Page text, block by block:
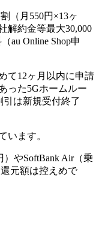
（月550円×13ヶ
解約金等最大30,000
au Online Shop申
て12ヶ月以内に申請
った5Gホームルー
引は新規受付終了
います。
やSoftBank Air（乗
元額は控えめで